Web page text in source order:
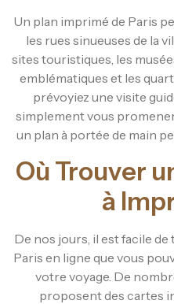
Un plan imprimé de Paris
les rues sinueuses de la
sites touristiques, les
emblématiques et les
prévoyiez une visite
simplement vous
un plan à portée de main
Où Trouver
à
De nos jours, il est facile
Paris en ligne que vous
votre voyage. De
proposent des cartes